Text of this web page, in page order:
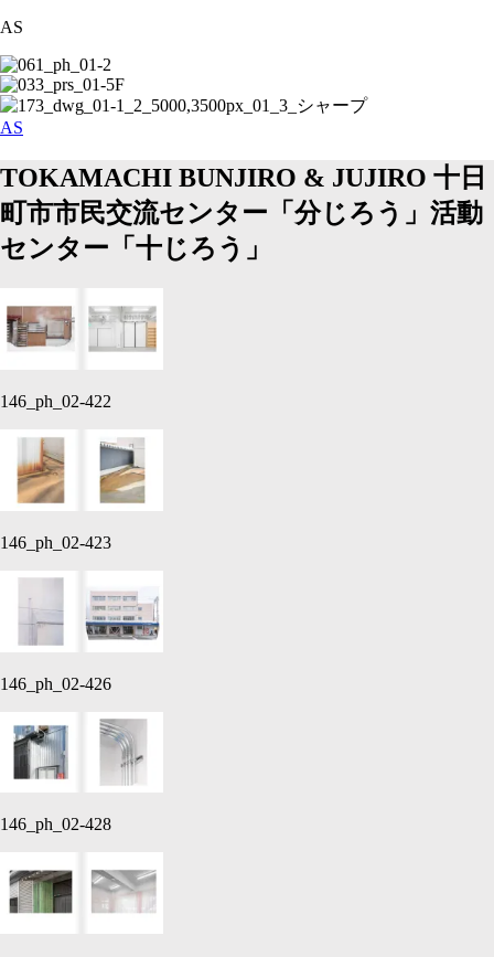
AS
AS
TOKAMACHI BUNJIRO & JUJIRO 十日
町市市民交流センター「分じろう」活動
センター「十じろう」
146_ph_02-422
146_ph_02-423
146_ph_02-426
146_ph_02-428